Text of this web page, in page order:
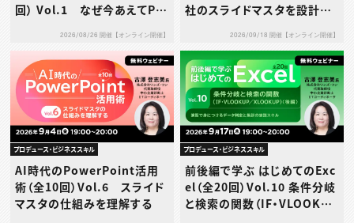
回） Vol.1 なぜ今あえてPo
2026/08/26 開催【オンライン開催】
社のスライドマスタを設計す
2026/09/18 開催【オンライン開催】
プロデュース・ビジネススキル
AI時代のPowerPoint活用
術（全10回）Vol.6 スライド
マスタの仕組みを理解する
プロデュース・ビジネススキル
前後編で学ぶ はじめてのExc
el（全20回）Vol.10 条件分岐
と検索の関数（IF・VLOOKUP